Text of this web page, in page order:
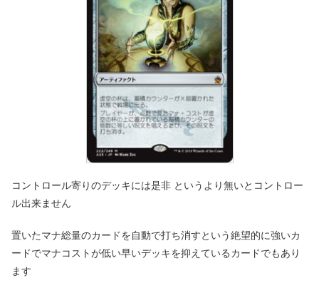
コントロール寄りのデッキには是非 というより無いとコントロー
ル出来ません
置いたマナ総量のカードを自動で打ち消すという絶望的に強いカ
ードでマナコストが低い早いデッキを抑えているカードでもあり
ます